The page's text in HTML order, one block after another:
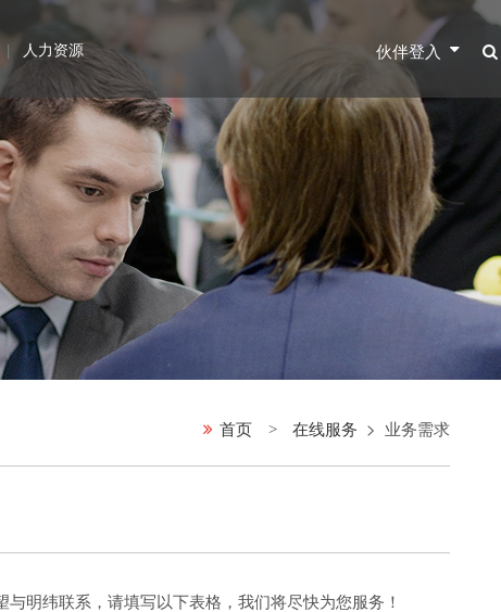
人力资源 伙伴登入
首页 在线服务 业务需求
与明纬联系，请填写以下表格，我们将尽快为您服务！